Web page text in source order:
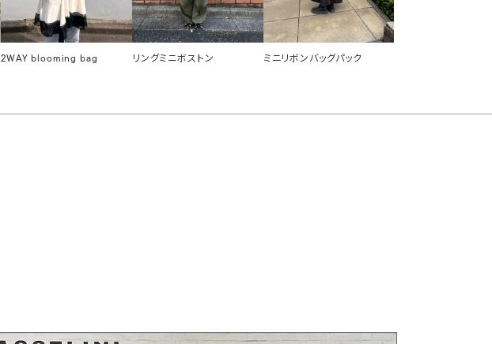
2WAY blooming bag リングミニボストン ミニリボンバッグパック